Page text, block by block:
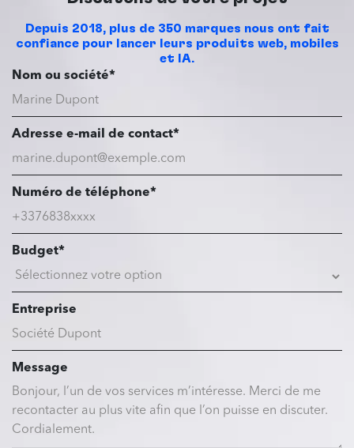
Depuis 2018, plus de 350 marques nous ont fait
confiance pour lancer leurs produits web, mobiles
et IA.
Nom ou société*
Adresse e-mail de contact*
Numéro de téléphone*
Budget*
Entreprise
Message